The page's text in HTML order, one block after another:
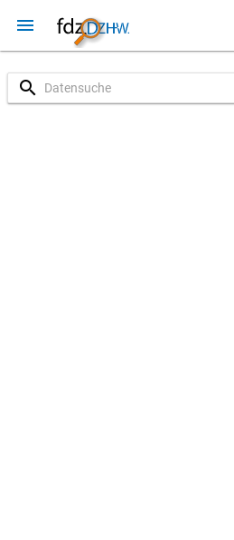
menu
search